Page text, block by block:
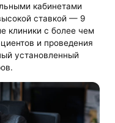
кабинетами
ставкой — 9
клиники с более чем
и проведения
установленный